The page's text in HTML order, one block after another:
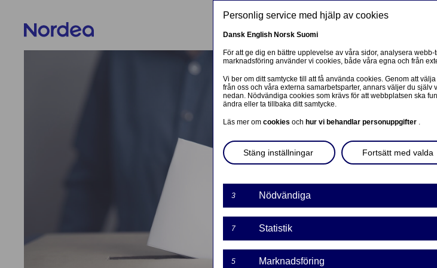
Våra fonder
Personlig service med hjälp av cookies
Dansk English Norsk Suomi
För att ge dig en bättre upplevelse av våra sidor, analysera
marknadsföring använder vi cookies, både våra egna och från
Vi ber om ditt samtycke till att få använda cookies. Genom att
från oss och våra externa samarbetsparter, annars väljer du
nedan. Nödvändiga cookies som krävs för att webbplatsen ska
ändra eller ta tillbaka ditt samtycke.
Läs mer om cookies och hur vi behandlar personuppgifter .
Fortsätt med valda
Stäng inställningar
3 Nödvändiga
7 Statistik
5 Marknadsföring